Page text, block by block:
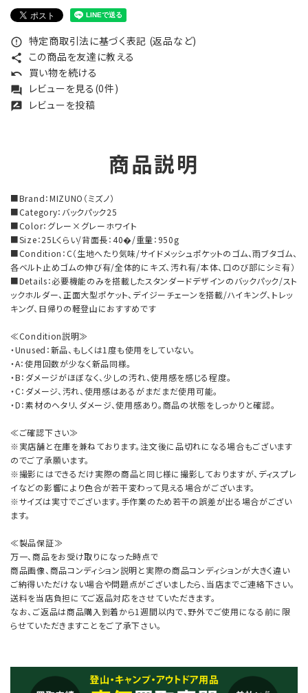
error_outline 特定商取引法に基づく表記 (返品など)
share この商品を友達に教える
undo 買い物を続ける
forum レビューを見る(0件)
rate_review レビューを投稿
商品説明
■Brand：MIZUNO（ミズノ）
■Category：バックパック25
■Color：グレー×グレーホワイト
■Size：25Lくらい/背面長：40�/重量：950g
■Condition：C（生地へたり気味/サイドメッシュポケットのゴム、雨ブタゴム、
各ベルト止めゴムの伸び有/全体的にキズ、汚れ有/本体、口のび部にシミ有）
■Details：必要機能のみを搭載したスタンダードデザインのバックパック/スト
ックホルダー、正面大型ポケット、デイジーチェーンを搭載/ハイキング、トレッ
キング、日帰りの軽登山におすすめです
≪Condition説明≫
・Unused：新品、もしくは1度も使用をしていない。
・A：使用回数が少なく新品同様。
・B：ダメージがほぼなく、少しの汚れ、使用感を感じる程度。
・C：ダメージ、汚れ、使用感はあるがまだまだ使用可能。
・D：素材のヘタリ、ダメージ、使用感あり。商品の状態をしっかりと確認。
≪ご確認下さい≫
※実店舗と在庫を兼ねております。注文後に品切れになる場合もございます
のでご了承願います。
※撮影にはできるだけ実際の商品と同じ様に撮影しておりますが、ディスプレ
イなどの影響により色合が若干変わって見える場合がございます。
※サイズは実寸でございます。手作業のため若干の誤差が出る場合がござい
ます。
≪製品保証≫
万一、商品をお受け取りになった時点で
商品画像、商品コンディション説明と実際の商品コンディションが大きく違い
ご納得いただけない場合や問題点がございましたら、当店までご連絡下さい。
送料を当店負担にてご返品対応をさせていただきます。
なお、ご返品は商品購入到着から1週間以内で、野外でご使用になる前に限
らせていただきますことをご了承下さい。